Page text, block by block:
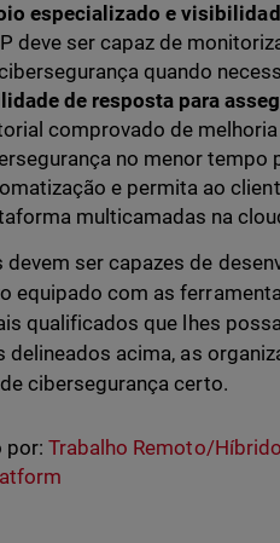
especializado e
deve ser capaz de
quando
de resposta para
comprovado de
no menor tempo
e permita ao
multicamadas na
devem ser capazes de
equipado com as
qualificados que lhes
delineados acima, as
cibersegurança certo.
por: Trabalho Remoto/Híbrido